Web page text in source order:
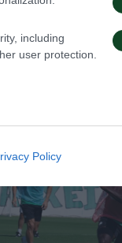
including
user protection.
Policy